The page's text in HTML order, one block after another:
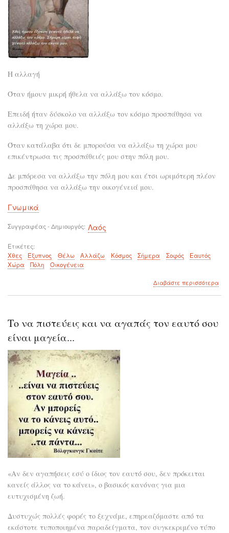
Η αλλαγή
Όταν ήμουν μικρή ήθελα να αλλάξω τον κόσμο.
Επειδή ήταν δύσκολο να αλλάξω τον κόσμο προσπάθησα να
αλλάξω τη χώρα μου.
Όταν κατάλαβα ότι δε μπορούσα να αλλάξω τη χώρα μου
επικέντρωσα τις προσπάθειές μου στην πόλη μου.
Δε μπόρεσα να αλλάξω την πόλη μου και έτσι ωριμότερη πλέον
προσπάθησα να αλλάξω την οικογένειά μου.
Γνωμικά
Συγγραφέας - Δημιουργός Λαός
Ετικέτες
Χθες
Έξυπνος Θέλω Αλλάζω Κόσμος Σήμερα Σοφός
Εαυτός
Χώρα
Πόλη Οικογένεια
Διαβάστε περισσότεραγια
Το να πιστεύεις και να αγαπάς τον εαυτό σου
είναι μαγεία...
«Αν δεν αγαπήσεις εσύ ο ίδιος τον εαυτό σου, δεν πρόκειται
κανείς άλλος να το κάνει», ο βασικός κανόνας για μια
ευτυχισμένη ζωή.
Δυστυχώς πολλές φορές το ξεχνάμε, επηρεαζόμαστε από τα
εκάστοτε τυποποιημένα παραδείγματα, τον συγκεκριμένο τύπο